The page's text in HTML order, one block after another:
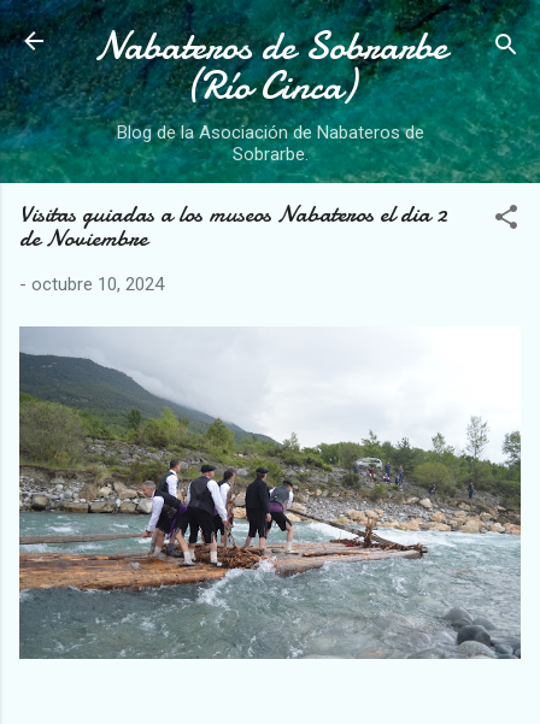
Ir al contenido principal
Nabateros de Sobrarbe
(Río Cinca)
Blog de la Asociación de Nabateros de
Sobrarbe.
Visitas guiadas a los museos Nabateros el dia 2
de Noviembre
- octubre 10, 2024